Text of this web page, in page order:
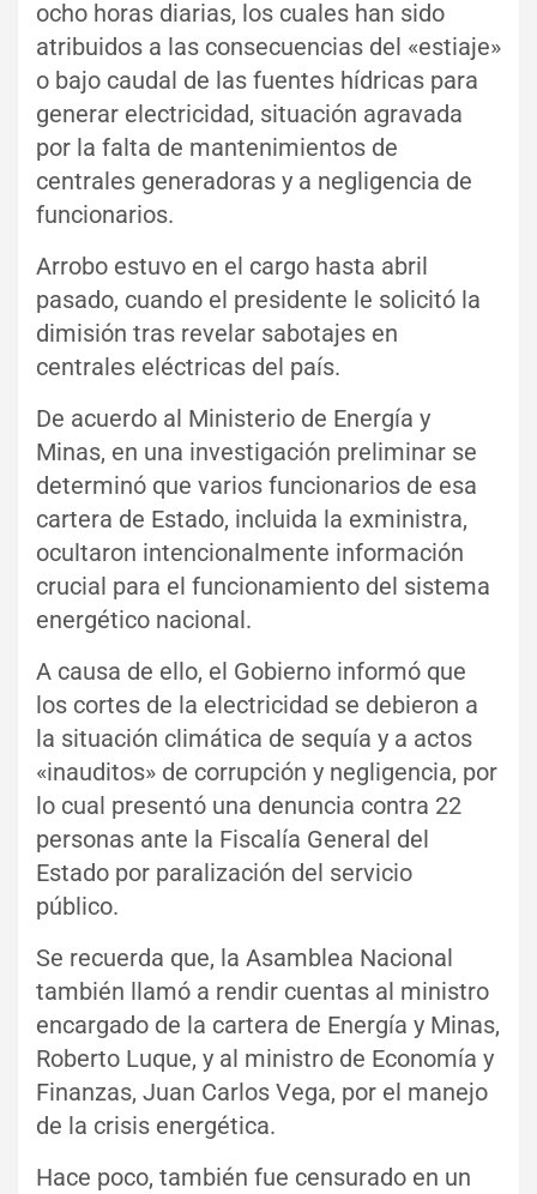
ocho horas diarias, los cuales han sido
atribuidos a las consecuencias del «estiaje»
o bajo caudal de las fuentes hídricas para
generar electricidad, situación agravada
por la falta de mantenimientos de
centrales generadoras y a negligencia de
funcionarios.
Arrobo estuvo en el cargo hasta abril
pasado, cuando el presidente le solicitó la
dimisión tras revelar sabotajes en
centrales eléctricas del país.
De acuerdo al Ministerio de Energía y
Minas, en una investigación preliminar se
determinó que varios funcionarios de esa
cartera de Estado, incluida la exministra,
ocultaron intencionalmente información
crucial para el funcionamiento del sistema
energético nacional.
A causa de ello, el Gobierno informó que
los cortes de la electricidad se debieron a
la situación climática de sequía y a actos
«inauditos» de corrupción y negligencia, por
lo cual presentó una denuncia contra 22
personas ante la Fiscalía General del
Estado por paralización del servicio
público.
Se recuerda que, la Asamblea Nacional
también llamó a rendir cuentas al ministro
encargado de la cartera de Energía y Minas,
Roberto Luque, y al ministro de Economía y
Finanzas, Juan Carlos Vega, por el manejo
de la crisis energética.
Hace poco, también fue censurado en un